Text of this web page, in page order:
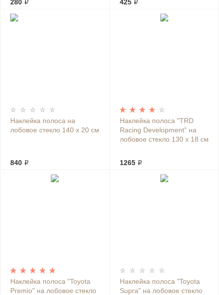
280 ₽ 425 ₽
Наклейка полоса на
лобовое стекло 140 х 20 см
840 ₽
Наклейка полоса "TRD
Racing Development" на
лобовое стекло 130 х 18 см
1265 ₽
Наклейка полоса "Toyota
Premio" на лобовое стекло
Наклейка полоса "Toyota
Supra" на лобовое стекло